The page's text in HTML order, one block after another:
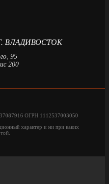
ВЛАДИВОСТОК
95
200
ОГРН 1112537003050
характер и ни при каких